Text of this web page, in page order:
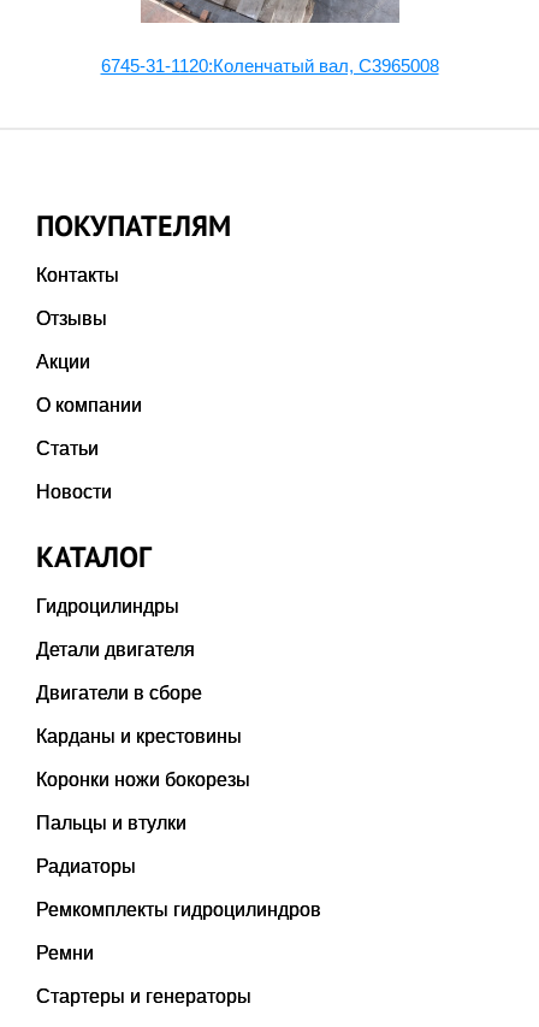
6745-31-1120:Коленчатый вал, C3965008
ПОКУПАТЕЛЯМ
Контакты
Отзывы
Акции
О компании
Статьи
Новости
КАТАЛОГ
Гидроцилиндры
Детали двигателя
Двигатели в сборе
Карданы и крестовины
Коронки ножи бокорезы
Пальцы и втулки
Радиаторы
Ремкомплекты гидроцилиндров
Ремни
Стартеры и генераторы